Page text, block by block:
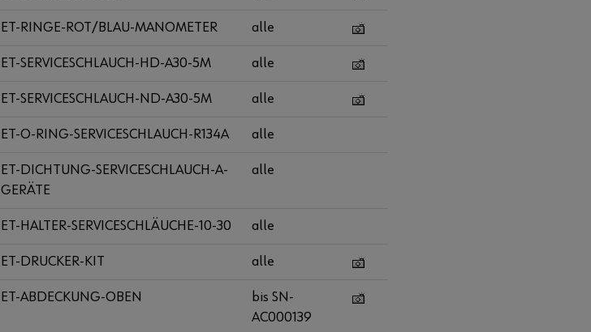
ET-RINGE-ROT/BLAU-MANOMETER alle
ET-SERVICESCHLAUCH-HD-A30-5M alle
ET-SERVICESCHLAUCH-ND-A30-5M alle
ET-O-RING-SERVICESCHLAUCH-R134A alle
ET-DICHTUNG-SERVICESCHLAUCH-A-
GERÄTE
alle
ET-HALTER-SERVICESCHLÄUCHE-10-30 alle
ET-DRUCKER-KIT alle
ET-ABDECKUNG-OBEN
bis SN-
AC000139